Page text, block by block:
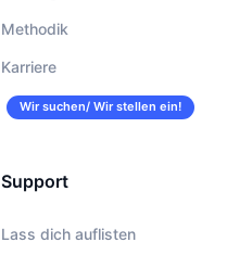
Methodik
Karriere
Wir suchen/ Wir stellen ein!
Support
Lass dich auflisten